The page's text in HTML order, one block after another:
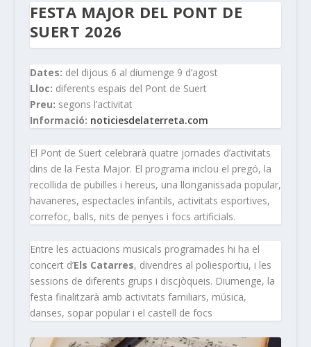
FESTA MAJOR DEL PONT DE
SUERT 2026
Dates: del dijous 6 al diumenge 9 d’agost
Lloc: diferents espais del Pont de Suert
Preu: segons l’activitat
Informació: noticiesdelaterreta.com
El Pont de Suert celebrarà quatre jornades d’activitats
dins de la Festa Major. El programa inclou el pregó, la
recollida de pubilles i hereus, una llonganissada popular,
havaneres, espectacles infantils, activitats esportives,
correfoc, balls, nits de penyes i focs artificials.
Entre les actuacions musicals programades hi ha el
concert d’Els Catarres, divendres al poliesportiu, i les
sessions de diferents grups i discjòqueis. Diumenge, la
festa finalitzarà amb activitats familiars, música,
danses, sopar popular i el castell de focs